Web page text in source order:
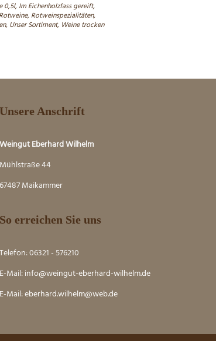
0,5l, Im Eichenholzfass gereift,
Rotweine, Rotweinspezialitäten,
, Unser Sortiment, Weine trocken
Unsere Anschrift
Weingut Eberhard Wilhelm
Mühlstraße 44
67487 Maikammer
So erreichen Sie uns
Telefon: 06321 - 576210
E-Mail:info@weingut-eberhard-wilhelm.de
E-Mail:eberhard.wilhelm@web.de